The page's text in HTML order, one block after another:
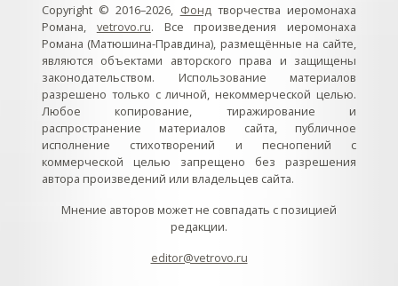
Copyright © 2016–2026, Фондтворчества иеромонаха
Романа, vetrovo.ru. Все произведения иеромонаха
Романа (Матюшина-Правдина), размещённые на сайте,
являются объектами авторского права и защищены
законодательством. Использование материалов
разрешено только с личной, некоммерческой целью.
Любое копирование, тиражирование и
распространение материалов сайта, публичное
исполнение стихотворений и песнопений с
коммерческой целью запрещено без разрешения
автора произведений или владельцев сайта.
Мнение авторов может не совпадать с позицией
редакции.
editor@vetrovo.ru